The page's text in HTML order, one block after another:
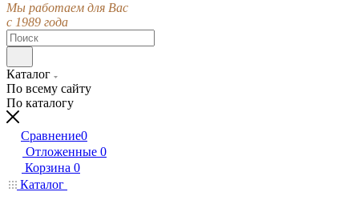
Мы работаем для Вас
с 1989 года
Каталог
По всему сайту
По каталогу
Сравнение0
Отложенные 0
Корзина 0
Каталог